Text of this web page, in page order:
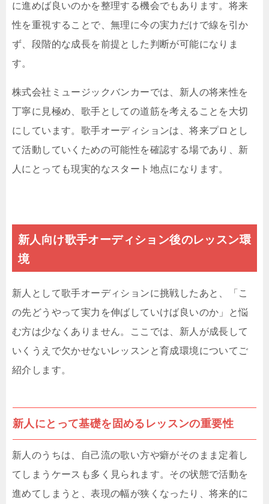
に進めば良いのかを整理する機会でもあります。将来
性を重視することで、無理に今の実力だけで線を引か
ず、段階的な成長を前提とした判断が可能になりま
す。
株式会社ミュージックバンカーでは、新人の将来性を
丁寧に見極め、歌手としての道筋を考えることを大切
にしています。歌手オーディションは、将来プロとし
て活動していくための可能性を確認する場であり、新
人にとっても現実的なスタート地点になります。
新人向け歌手オーディション後のレッスン環
境
新人として歌手オーディションに挑戦したあと、「こ
の先どうやって実力を伸ばしていけば良いのか」と悩
む方は少なくありません。ここでは、新人が成長して
いくうえで欠かせないレッスンと育成環境についてご
紹介します。
新人にとって基礎を固めるレッスンの重要性
新人のうちは、自己流の歌い方や癖がそのまま定着し
てしまうケースも多く見られます。その状態で活動を
進めてしまうと、表現の幅が狭くなったり、将来的に